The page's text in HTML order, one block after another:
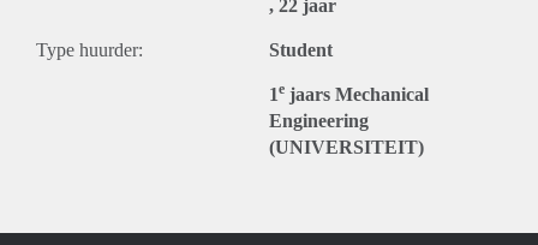
, 22 jaar
Type huurder: Student
1e jaars Mechanical
Engineering
(UNIVERSITEIT)